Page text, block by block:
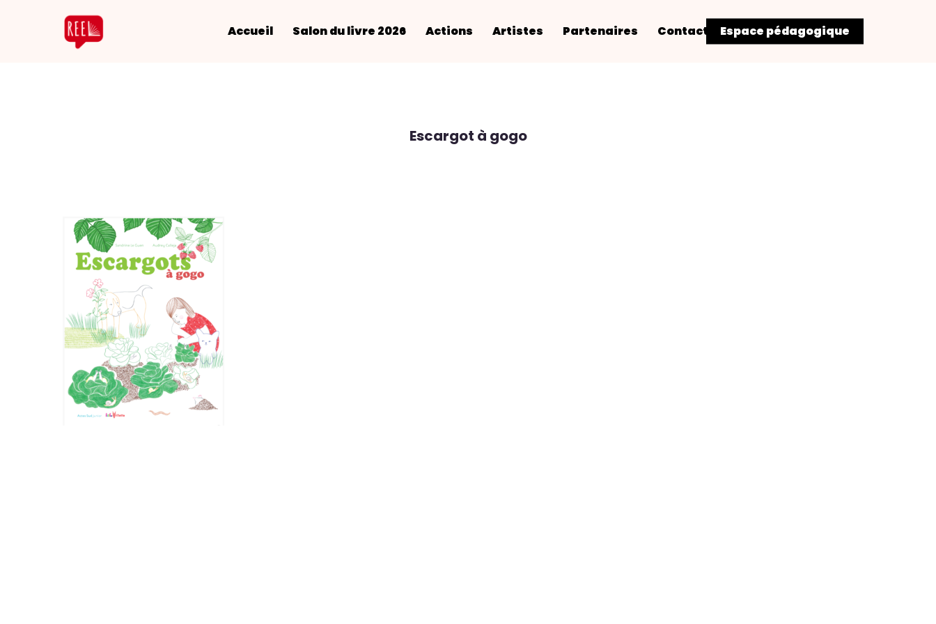
Accueil Salon du livre 2026 Actions Artistes Partenaires Contact Espace pédagogique
Escargot à gogo